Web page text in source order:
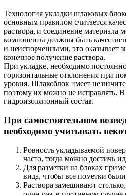
Технология укладки шлаковых
основным правилом считается
раствора, и соединение материала
компоненты должны быть
и неиспорченными, это оказывает
конечное получение раствора.
При укладке, необходимо
горизонтальные отклонения при
уровня. Шлакоблок имеет
поэтому их можно не исправлять. В
гидроизоляионный состав.
При самостоятельном
необходимо учитывать
Ровность укладываемой
часто, тогда можно достичь
Для разметки на блоках
вида, чтобы все пометки
Раствора замешивают